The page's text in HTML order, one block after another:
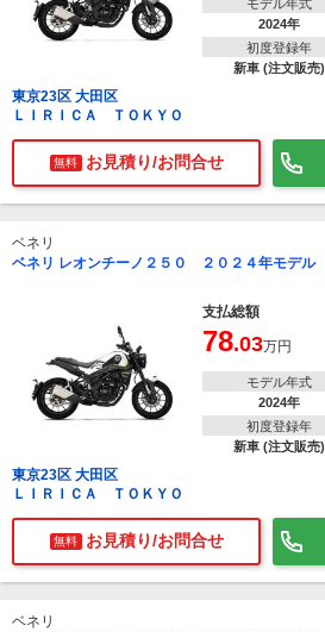
モデル年式
2024年
初度登録年
新車 (注文販売)
東京23区 大田区
ＬＩＲＩＣＡ ＴＯＫＹＯ
無料 お見積り/お問合せ
ベネリ
ベネリ レオンチーノ２５０ ２０２４年モデル
支払総額
78.03万円
モデル年式
2024年
初度登録年
新車 (注文販売)
東京23区 大田区
ＬＩＲＩＣＡ ＴＯＫＹＯ
無料 お見積り/お問合せ
ベネリ